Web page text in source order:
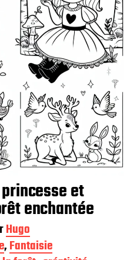
et
enchantée
Hugo
,Fantaisie